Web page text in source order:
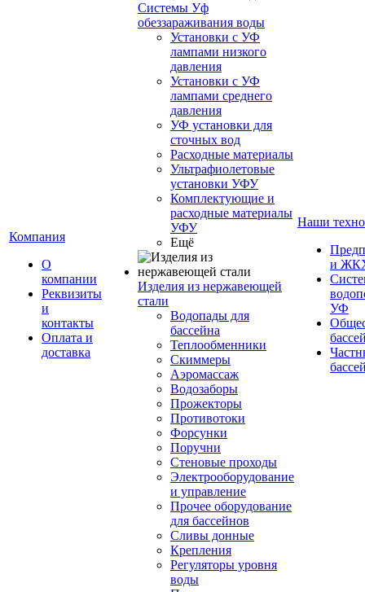
Компания
О
компании
Реквизиты
и
контакты
Оплата и
доставка
Системы Уф
обеззараживания воды
Установки с УФ
лампами низкого
давления
Установки с УФ
лампами среднего
давления
УФ установки для
сточных вод
Расходные материалы
Ультрафиолетовые
установки УФУ
Комплектующие и
расходные материалы
УФУ
Ещё
Изделия из нержавеющей
стали
Водопады для
бассейна
Теплообменники
Скиммеры
Аэромассаж
Водозаборы
Прожекторы
Противотоки
Форсунки
Поручни
Стеновые проходы
Электрооборудование
и управление
Прочее оборудование
для бассейнов
Сливы донные
Крепления
Регуляторы уровня
воды
Наши
и
УФ